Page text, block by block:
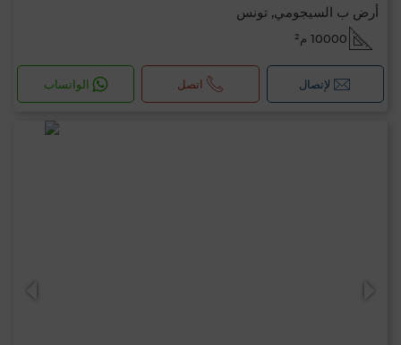
أرض ب السيجومي, تونس
10000 م²
لإتصال اتصل الواتساب